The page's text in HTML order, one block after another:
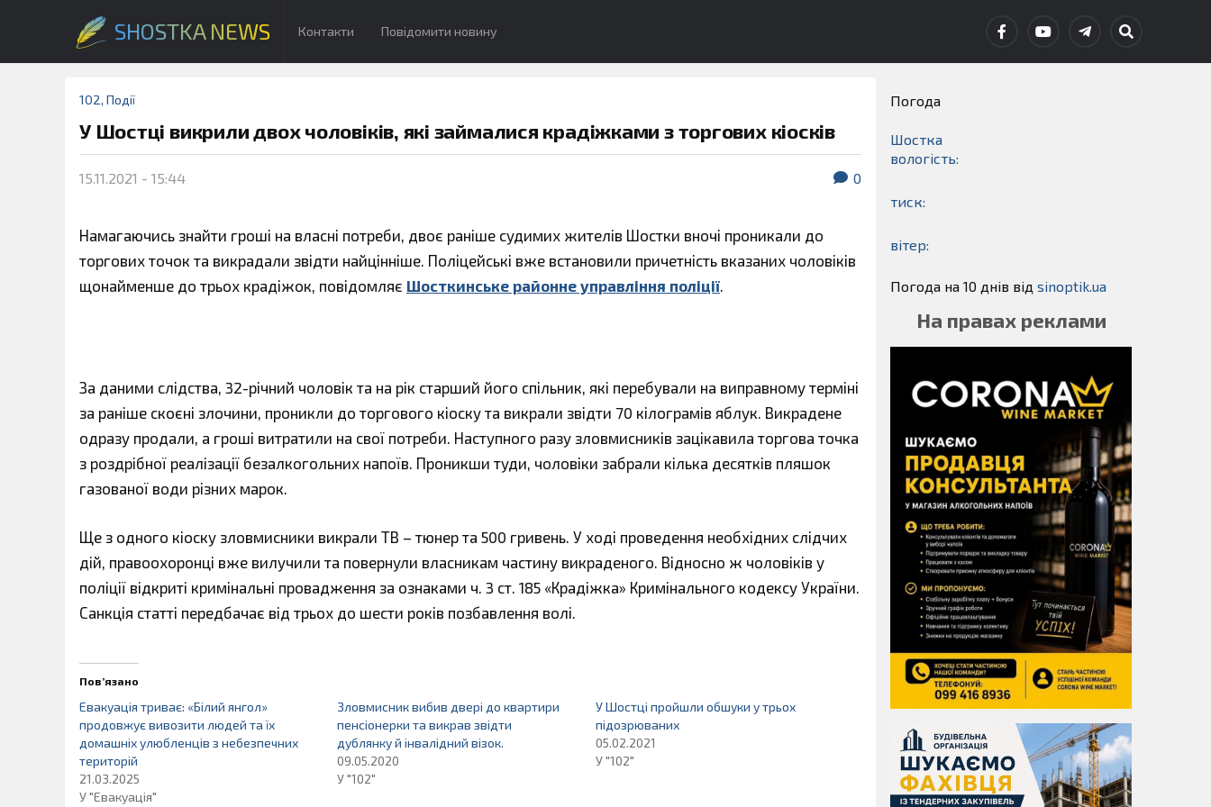
SHOSTKA NEWS Контакти Повідомити новину
102, Події
У Шостці викрили двох чоловіків, які займалися крадіжками з торгових кіосків
15.11.2021 - 15:44 0
Намагаючись знайти гроші на власні потреби, двоє раніше судимих жителів Шостки вночі проникали до
торгових точок та викрадали звідти найцінніше. Поліцейські вже встановили причетність вказаних чоловіків
щонайменше до трьох крадіжок, повідомляє Шосткинське районне управління поліції.
За даними слідства, 32-річний чоловік та на рік старший його спільник, які перебували на виправному терміні
за раніше скоєні злочини, проникли до торгового кіоску та викрали звідти 70 кілограмів яблук. Викрадене
одразу продали, а гроші витратили на свої потреби. Наступного разу зловмисників зацікавила торгова точка
з роздрібної реалізації безалкогольних напоїв. Проникши туди, чоловіки забрали кілька десятків пляшок
газованої води різних марок.
Ще з одного кіоску зловмисники викрали ТВ – тюнер та 500 гривень. У ході проведення необхідних слідчих
дій, правоохоронці вже вилучили та повернули власникам частину викраденого. Відносно ж чоловіків у
поліції відкриті кримінальні провадження за ознаками ч. 3 ст. 185 «Крадіжка» Кримінального кодексу України.
Санкція статті передбачає від трьох до шести років позбавлення волі.
Пов’язано
Евакуація триває: «Білий янгол»
продовжує вивозити людей та їх
домашніх улюбленців з небезпечних
територій
21.03.2025
У "Евакуація"
Зловмисник вибив двері до квартири
пенсіонерки та викрав звідти
дублянку й інвалідний візок.
09.05.2020
У "102"
У Шостці пройшли обшуки у трьох
підозрюваних
05.02.2021
У "102"
Погода
Шостка
вологість:
тиск:
вітер:
Погода на 10 днів від sinoptik.ua
На правах реклами